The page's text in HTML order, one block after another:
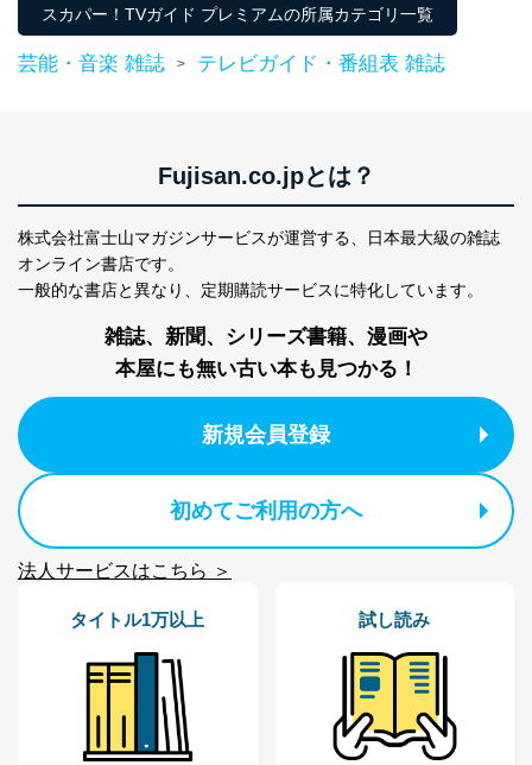
FAX：03-5459-7073
e-mail：cs@fujisan.co.jp
改訂：2025年2月20日
個人情報の取扱いについて
当社は以下の個人情報保護管理者を設置し、個人情報保
護管理者の責任のもと、個人情報を取得・アクセス・利
東京都渋谷区南平台町16-11
株式会社富士山マガジンサービス
代表取締役会長 西野 伸一郎
個人情報保護管理者: 経営管理グループディレクター 前
りです。
当社の定期購読サ
ービス等をご利用
の方の個人情報
購入商品の配送のため
ｅメール等による商品、サービ
ス、キャンペーン等の広告の案内
個人が特定できない形で取得した
閲覧履歴や購買履歴等の情報を分
スカパー！TVガイド プレミアムの所属カテゴリ一覧
芸能・音楽 雑誌 > テレビガイド・番組表 雑誌
Fujisan.co.jpとは？
株式会社富士山マガジンサービスが運営する、
日本最大級の雑誌
オンライン書店です。
一般的な書店と異なり、 定期購読サービスに特化しています。
雑誌、新聞、シリーズ書籍、漫画や
本屋にも無い古い本も見つかる！
新規会員登録
初めてご利用の方へ
法人サービスはこちら ＞
タイトル1万以上 試し読み